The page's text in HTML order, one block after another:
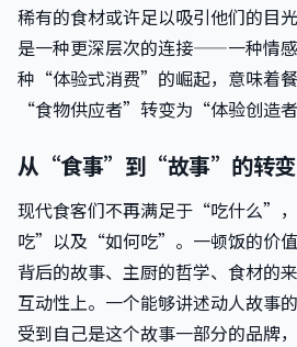
稀有的食材或许足以吸引他们的目
是一种更深层次的连接——一种情
种“体验式消费”的崛起，意味着
“食物供应者”转变为“体验创造
从“食事”到“故事”的转变
现代食客们不再满足于“吃什么”
吃”以及“如何吃”。一顿饭的价
背后的故事、主厨的哲学、食材的
互动性上。一个能够讲述动人故事
受到自己是这个故事一部分的品牌